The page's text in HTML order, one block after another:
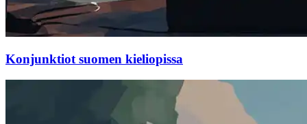
Konjunktiot suomen kieliopissa